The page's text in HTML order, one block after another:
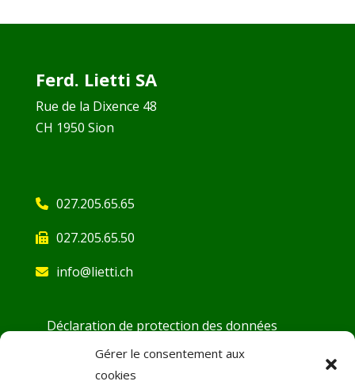
Gérer le consentement aux
cookies
Ferd. Lietti SA
Rue de la Dixence 48
CH 1950 Sion
027.205.65.65
027.205.65.50
info@lietti.ch
Déclaration de protection des données
Conditions générales
Demande d’ouverture de compte